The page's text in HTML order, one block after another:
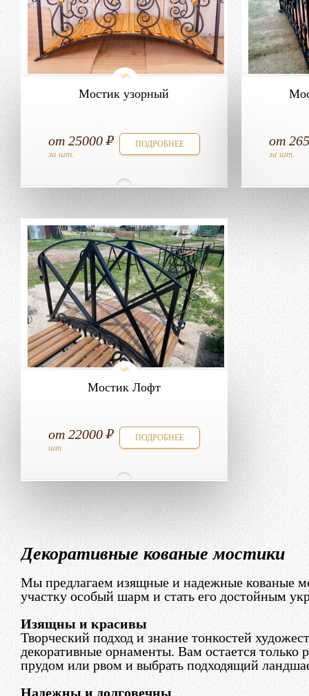
Мостик узорный
от 25000
за шт.
ПОДРОБНЕЕ от
за шт.
Мостик Лофт
от 22000
шт
ПОДРОБНЕЕ
Декоративные кованые мостики
Мы предлагаем изящные и надежные кованые
участку особый шарм и стать его достойным
Изящны и красивы
Творческий подход и знание тонкостей
декоративные орнаменты. Вам остается только
прудом или рвом и выбрать подходящий
Надежны и долговечны